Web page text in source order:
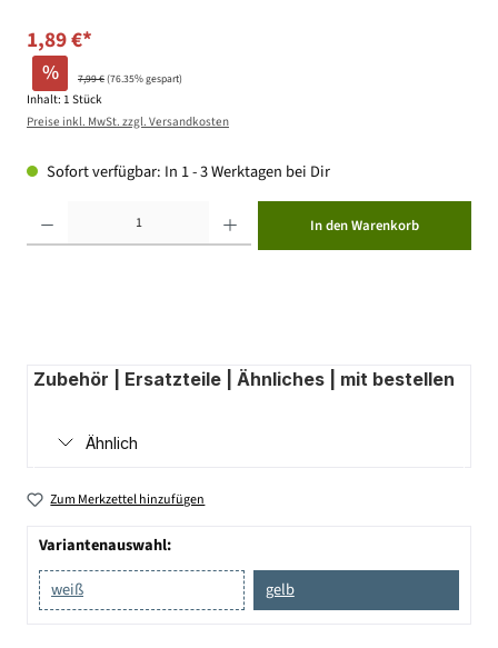
1,89 €*
% 7,99 €(76.35% gespart)
Inhalt: 1 Stück
Preise inkl. MwSt. zzgl. Versandkosten
Sofort verfügbar: In 1 - 3 Werktagen bei Dir
In den Warenkorb
Zubehör | Ersatzteile | Ähnliches | mit bestellen
Ähnlich
Zum Merkzettel hinzufügen
Variantenauswahl:
weiß
gelb